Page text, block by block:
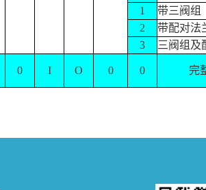
1
带三阀组
2
带配对法
3
三阀组及
0 I O 0 0 完